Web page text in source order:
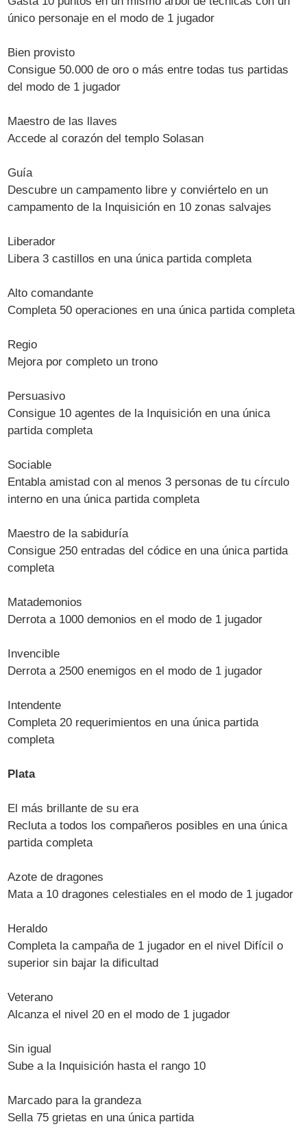
único personaje en el modo de 1 jugador
Bien provisto
Consigue 50.000 de oro o más entre todas tus partidas
del modo de 1 jugador
Maestro de las llaves
Accede al corazón del templo Solasan
Guía
Descubre un campamento libre y conviértelo en un
campamento de la Inquisición en 10 zonas salvajes
Liberador
Libera 3 castillos en una única partida completa
Alto comandante
Completa 50 operaciones en una única partida completa
Regio
Mejora por completo un trono
Persuasivo
Consigue 10 agentes de la Inquisición en una única
partida completa
Sociable
Entabla amistad con al menos 3 personas de tu círculo
interno en una única partida completa
Maestro de la sabiduría
Consigue 250 entradas del códice en una única partida
completa
Matademonios
Derrota a 1000 demonios en el modo de 1 jugador
Invencible
Derrota a 2500 enemigos en el modo de 1 jugador
Intendente
Completa 20 requerimientos en una única partida
completa
Plata
El más brillante de su era
Recluta a todos los compañeros posibles en una única
partida completa
Azote de dragones
Mata a 10 dragones celestiales en el modo de 1 jugador
Heraldo
Completa la campaña de 1 jugador en el nivel Difícil o
superior sin bajar la dificultad
Veterano
Alcanza el nivel 20 en el modo de 1 jugador
Sin igual
Sube a la Inquisición hasta el rango 10
Marcado para la grandeza
Sella 75 grietas en una única partida